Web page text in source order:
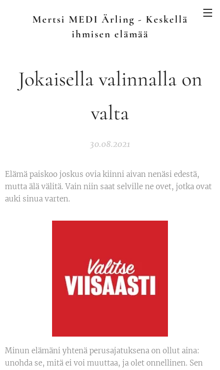
Mertsi MEDI Ärling - Keskellä
ihmisen elämää
Jokaisella valinnalla on
valta
30.08.2021
Elämä paiskoo joskus ovia kiinni aivan nenäsi edestä,
mutta älä välitä. Vain niin saat selville ne ovet, jotka ovat
auki sinua varten.
Minun elämäni yhtenä perusajatuksena on ollut aina:
unohda se, mitä ei voi muuttaa, ja olet onnellinen. Sen